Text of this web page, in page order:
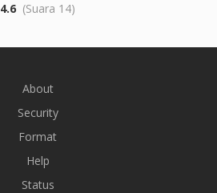
4.6 (Suara 14)
About
Security
Format
Help
Status